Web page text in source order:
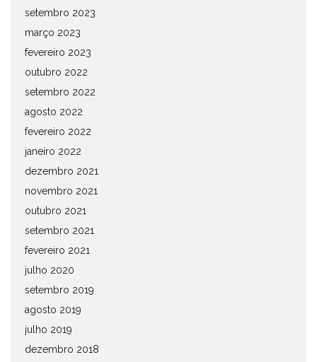
setembro 2023
março 2023
fevereiro 2023
outubro 2022
setembro 2022
agosto 2022
fevereiro 2022
janeiro 2022
dezembro 2021
novembro 2021
outubro 2021
setembro 2021
fevereiro 2021
julho 2020
setembro 2019
agosto 2019
julho 2019
dezembro 2018